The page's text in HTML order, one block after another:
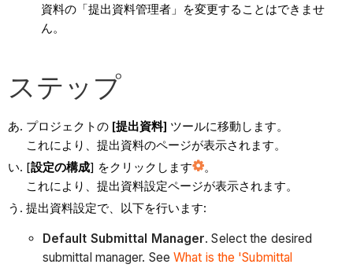
資料の「提出資料管理者」を変更することはできませ
ん。
ステップ
プロジェクトの [提出資料] ツールに移動します。
これにより、提出資料のページが表示されます。
[設定の構成] をクリックします
。
これにより、提出資料設定ページが表示されます。
提出資料設定で、以下を行います:
Default Submittal Manager. Select the desired
submittal manager. SeeWhat is the 'Submittal